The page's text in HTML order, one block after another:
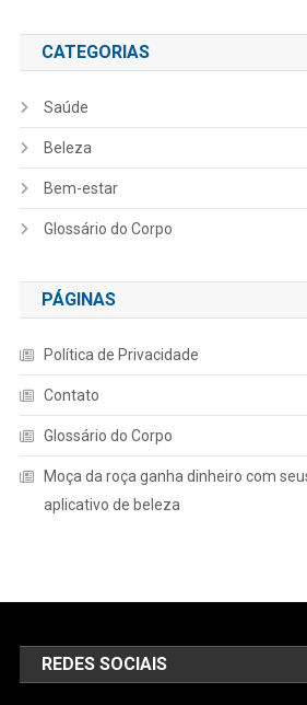
CATEGORIAS
Saúde
Beleza
Bem-estar
Glossário do Corpo
PÁGINAS
Política de Privacidade
Contato
Glossário do Corpo
Moça da roça ganha dinheiro com
aplicativo de beleza
REDES SOCIAIS